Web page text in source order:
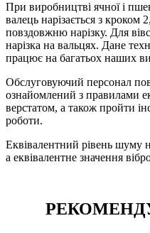
При виробництві ячної і
валець нарізається з
повздовжню нарізку. Для
нарізка на вальцях. Дане
працює на багатьох наших
Обслуговуючий персонал
ознайомлений з правилами
верстатом, а також пройти
роботи.
Еквівалентний рівень шуму
а еквівалентне значення